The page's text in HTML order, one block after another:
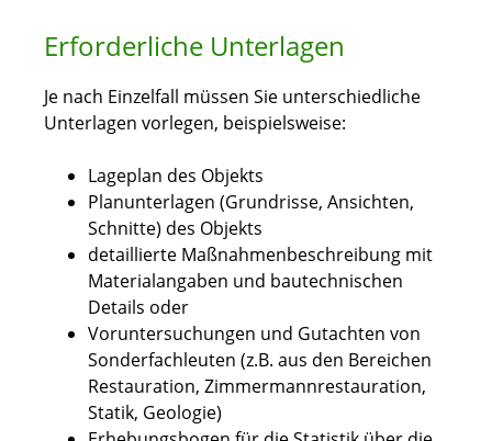
Erforderliche Unterlagen
Je nach Einzelfall müssen Sie unterschiedliche
Unterlagen vorlegen, beispielsweise:
Lageplan des Objekts
Planunterlagen (Grundrisse, Ansichten,
Schnitte) des Objekts
detaillierte Maßnahmenbeschreibung mit
Materialangaben und bautechnischen
Details oder
Voruntersuchungen und Gutachten von
Sonderfachleuten (z.B. aus den Bereichen
Restauration, Zimmermannrestauration,
Statik, Geologie)